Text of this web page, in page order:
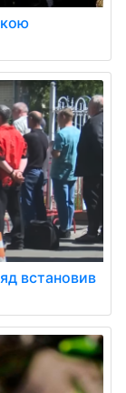
встановив